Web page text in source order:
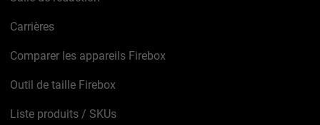
Carrières
Comparer les appareils Firebox
Outil de taille Firebox
Liste produits / SKUs